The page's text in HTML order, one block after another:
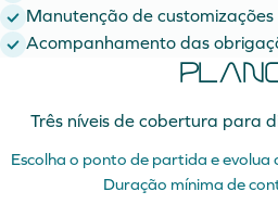
Manutenção de customizações
Acompanhamento das
Três níveis de cobertura para
Escolha o ponto de partida e
Duração mínima de